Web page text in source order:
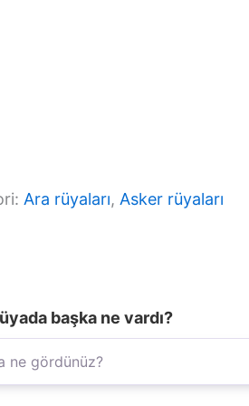
Ara rüyaları, Asker rüyaları
başka ne vardı?